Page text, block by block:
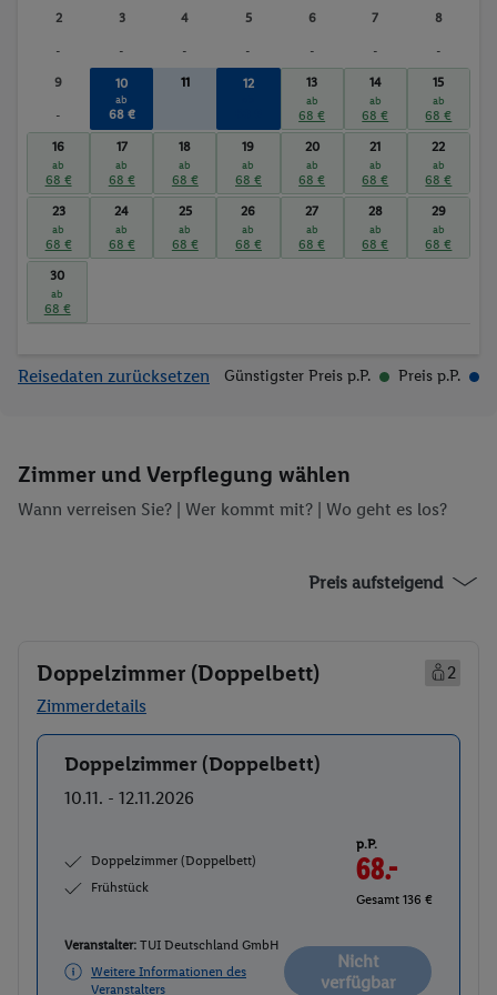
2
-
3
-
4
-
5
-
6
-
7
-
8
-
9
-
10
ab
68 €
11 12 13
ab
68 €
14
ab
68 €
15
ab
68 €
16
ab
68 €
17
ab
68 €
18
ab
68 €
19
ab
68 €
20
ab
68 €
21
ab
68 €
22
ab
68 €
23
ab
68 €
24
ab
68 €
25
ab
68 €
26
ab
68 €
27
ab
68 €
28
ab
68 €
29
ab
68 €
30
ab
68 €
Reisedaten zurücksetzen Günstigster Preis p.P. Preis p.P.
Zimmer und Verpflegung wählen
Wann verreisen Sie? | Wer kommt mit? | Wo geht es los?
Preis aufsteigend
Doppelzimmer (Doppelbett)
2
Zimmerdetails
Buchen
Doppelzimmer (Doppelbett)
10.11. - 12.11.2026
Doppelzimmer (Doppelbett)
Frühstück
p.P.
68.-
Gesamt 136 €
Veranstalter: TUI Deutschland GmbH
Weitere Informationen des
Veranstalters
Nicht
verfügbar